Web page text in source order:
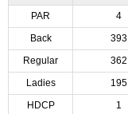
PAR 4
Back 393
Regular 362
Ladies 195
HDCP 1